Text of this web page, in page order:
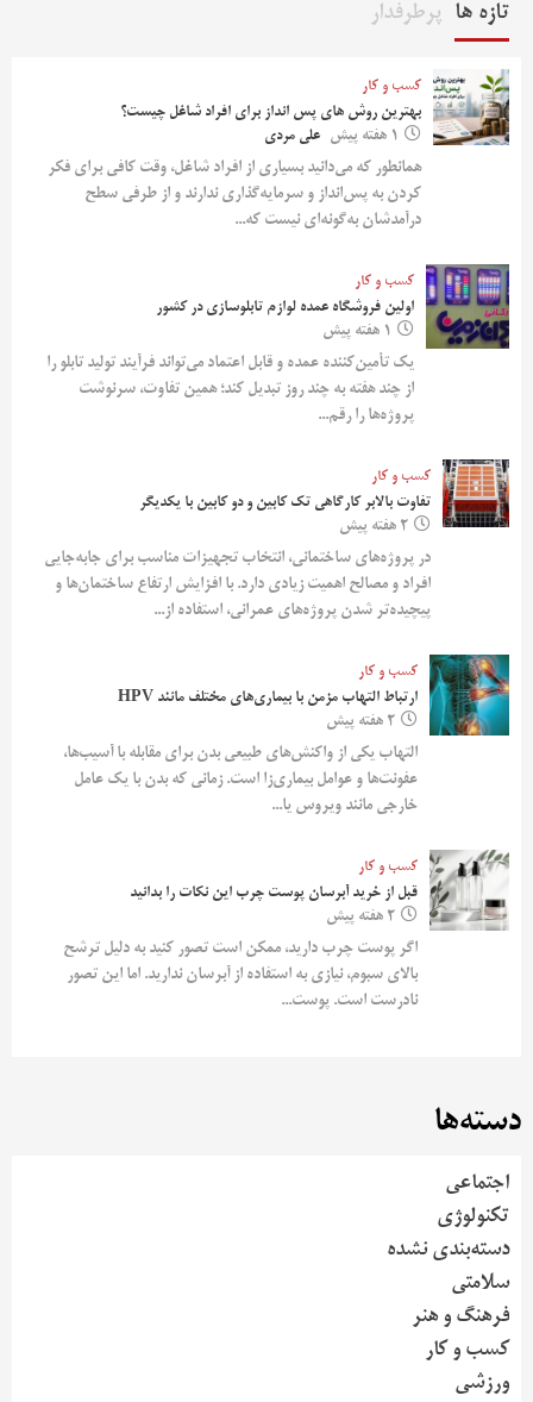
تازه ها پرطرفدار
کسب و کار
بهترین روش‌ های پس‌ انداز برای افراد شاغل چیست؟
1 هفته پیش
علی مردی
همانطور که می‌دانید بسیاری از افراد شاغل، وقت کافی برای فکر
کردن به پس‌انداز و سرمایه‌گذاری ندارند و از طرفی سطح
درآمدشان به‌گونه‌ای نیست که...
کسب و کار
اولین فروشگاه عمده لوازم تابلوسازی در کشور
1 هفته پیش
یک تأمین‌کننده عمده و قابل اعتماد می‌تواند فرآیند تولید تابلو را
از چند هفته به چند روز تبدیل کند؛ همین تفاوت، سرنوشت
پروژه‌ها را رقم...
کسب و کار
تفاوت بالابر کارگاهی تک کابین و دو کابین با یکدیگر
2 هفته پیش
در پروژه‌های ساختمانی، انتخاب تجهیزات مناسب برای جابه‌جایی
افراد و مصالح اهمیت زیادی دارد. با افزایش ارتفاع ساختمان‌ها و
پیچیده‌تر شدن پروژه‌های عمرانی، استفاده از...
کسب و کار
ارتباط التهاب مزمن با بیماری‌های مختلف مانند HPV
2 هفته پیش
التهاب یکی از واکنش‌های طبیعی بدن برای مقابله با آسیب‌ها،
عفونت‌ها و عوامل بیماری‌زا است. زمانی که بدن با یک عامل
خارجی مانند ویروس یا...
کسب و کار
قبل از خرید آبرسان پوست چرب این نکات را بدانید
2 هفته پیش
اگر پوست چرب دارید، ممکن است تصور کنید به دلیل ترشح
بالای سبوم، نیازی به استفاده از آبرسان ندارید. اما این تصور
نادرست است. پوست...
دسته‌ها
اجتماعی
تکنولوژی
دسته‌بندی نشده
سلامتی
فرهنگ و هنر
کسب و کار
ورزشی